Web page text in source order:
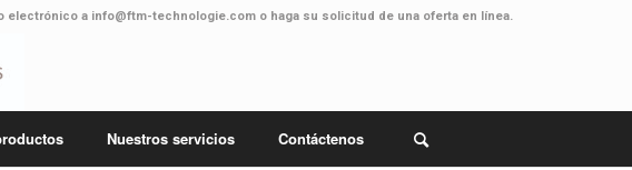
electrónico a info@ftm-technologie.com o haga su solicitud de una oferta en línea.
Nuestros servicios Contáctenos